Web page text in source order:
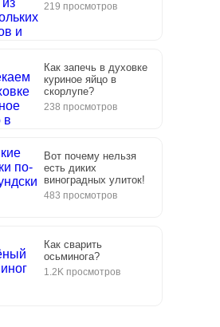
219 просмотров
Как запечь в духовке
куриное яйцо в
скорлупе?
238 просмотров
Вот почему нельзя
есть диких
виноградных улиток!
483 просмотров
Как сварить
осьминога?
1.2K просмотров